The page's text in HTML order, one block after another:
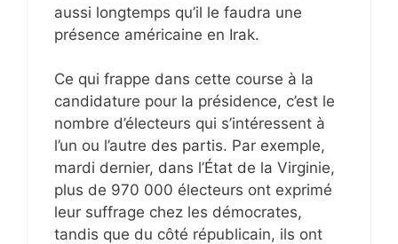
aussi longtemps qu’il le faudra une
présence américaine en Irak.
Ce qui frappe dans cette course à la
candidature pour la présidence, c’est le
nombre d’électeurs qui s’intéressent à
l’un ou l’autre des partis. Par exemple,
mardi dernier, dans l’État de la Virginie,
plus de 970 000 électeurs ont exprimé
leur suffrage chez les démocrates,
tandis que du côté républicain, ils ont